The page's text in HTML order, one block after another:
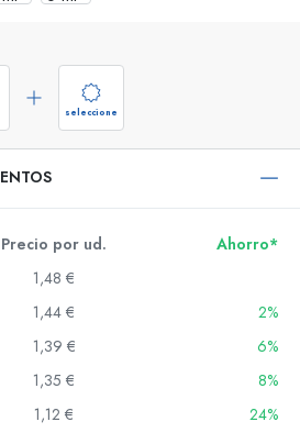
seleccione
Precio por ud.
Ahorro*
1,48 €
1,44 €
2%
1,39 €
6%
1,35 €
8%
1,12 €
24%